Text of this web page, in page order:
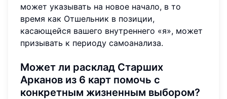
может указывать на новое начало, в то
время как Отшельник в позиции,
касающейся вашего внутреннего «я», может
призывать к периоду самоанализа.
Может ли расклад Старших
Арканов из 6 карт помочь с
конкретным жизненным выбором?